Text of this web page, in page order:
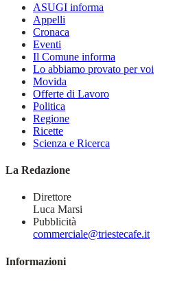
ASUGI informa
Appelli
Cronaca
Eventi
Il Comune informa
Lo abbiamo provato per voi
Movida
Offerte di Lavoro
Politica
Regione
Ricette
Scienza e Ricerca
La Redazione
Direttore
Luca Marsi
Pubblicità
commerciale@triestecafe.it
Informazioni